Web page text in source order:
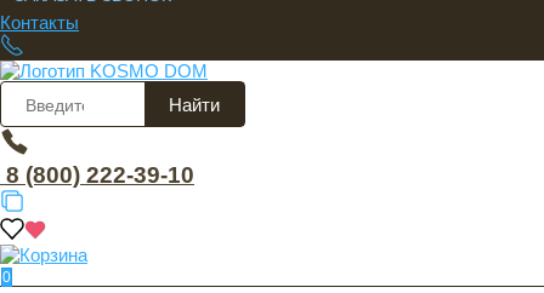
Контакты
Найти
8 (800) 222-39-10
0